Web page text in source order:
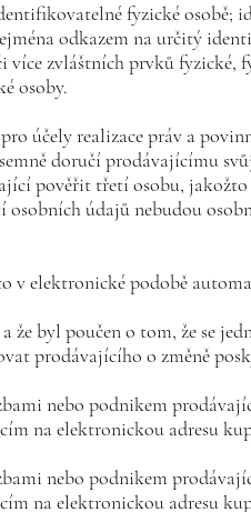
fyzické osobě;
odkazem na určitý
zvláštních prvků fyzické,
osoby.
účely realizace práv a
doručí prodávajícímu
pověřit třetí osobu, jakožto
údajů nebudou
v elektronické podobě
že byl poučen o tom, že se
prodávajícího o změně
nebo podnikem
na elektronickou adresu
nebo podnikem
na elektronickou adresu